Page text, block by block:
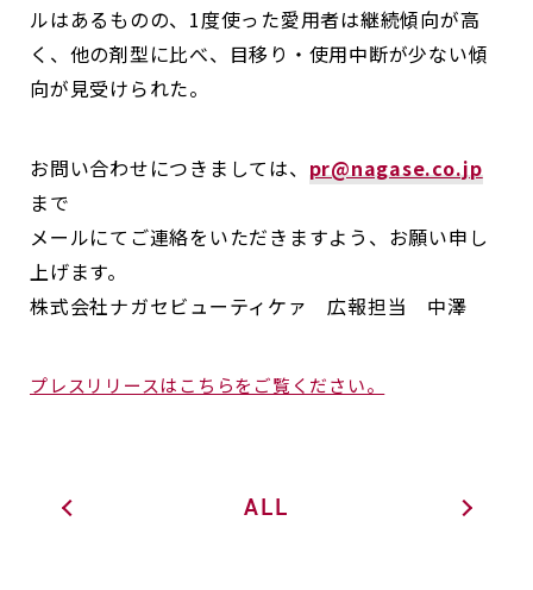
ルはあるものの、1度使った愛用者は継続傾向が高
く、他の剤型に比べ、目移り・使用中断が少ない傾
向が見受けられた。
お問い合わせにつきましては、 pr@nagase.co.jp
まで
メールにてご連絡をいただきますよう、お願い申し
上げます。
株式会社ナガセビューティケァ 広報担当 中澤
プレスリリースはこちらをご覧ください。
ALL